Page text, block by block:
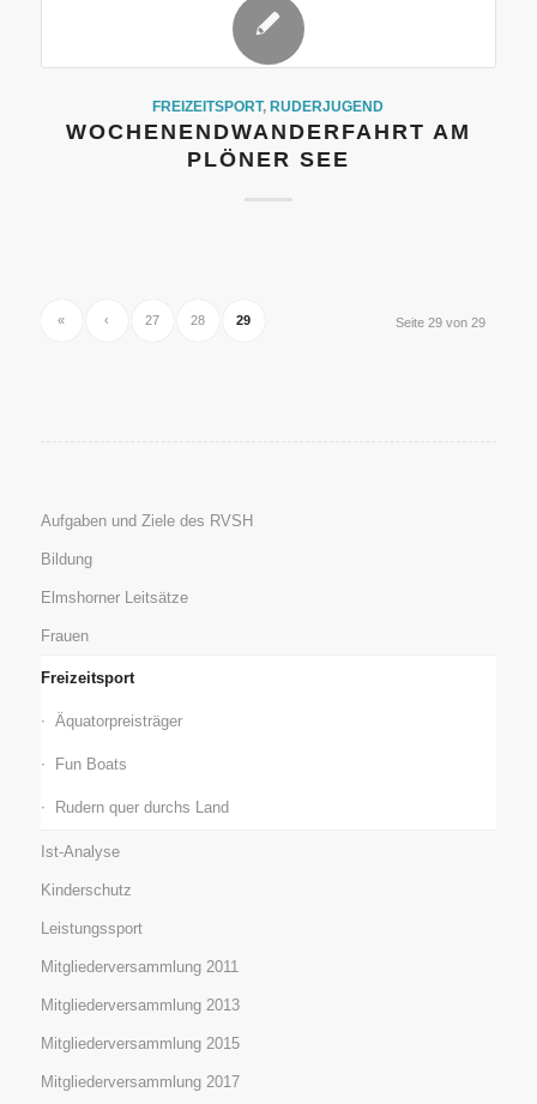
FREIZEITSPORT, RUDERJUGEND
WOCHENENDWANDERFAHRT AM
PLÖNER SEE
Seite 29 von 29
« ‹ 27 28 29
Aufgaben und Ziele des RVSH
Bildung
Elmshorner Leitsätze
Frauen
Freizeitsport
Äquatorpreisträger
Fun Boats
Rudern quer durchs Land
Ist-Analyse
Kinderschutz
Leistungssport
Mitgliederversammlung 2011
Mitgliederversammlung 2013
Mitgliederversammlung 2015
Mitgliederversammlung 2017